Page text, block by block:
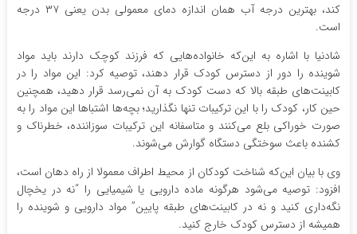
کند، بهترین درجه آب همان اندازه دمای معمولی بدن یعنی ۳۷ درجه
است.
شادنیا با اشاره به این‌که خانواده‌هایی که فرزند کوچک دارند باید مواد
شوینده را دور از دسترس کودک قرار دهند، توصیه کرد: این مواد را در
کابینت‌های طبقه بالا که دست کودک به آن نمی‌رسد قرار دهید، همچنین
حین کار، کودک را با این ترکیبات تنها نگذارید؛ بچه‌ها اشتباها این مواد را به
صورت خوراکی بلع می‌کنند و متاسفانه این ترکیبات سوزاننده، خطرناک و
کشنده باعث سوختگی دستگاه گوارش می‌شوند.
وی با بیان این‌که شناخت کودکان از محیط اطراف معمولا از راه دهان است،
افزود: توصیه می‌شود هرگونه ماده دارویی یا شیمیایی را “نه در یخچال
نگه‌داری کنید و نه در کابینت‌های طبقه پایین” مواد دارویی و شوینده را
همیشه از دسترس کودک خارج کنید.